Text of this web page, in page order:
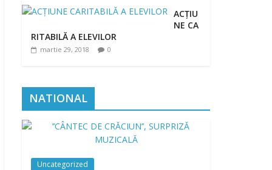
ACȚIU
NE CA
RITABILĂ A ELEVILOR
martie 29, 2018 0
NATIONAL
Uncategorized